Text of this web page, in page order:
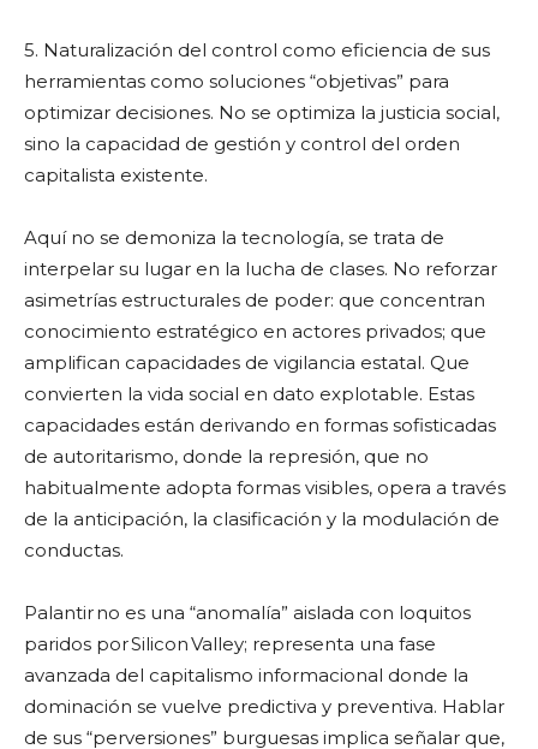
5. Naturalización del control como eficiencia de sus
herramientas como soluciones “objetivas” para
optimizar decisiones. No se optimiza la justicia social,
sino la capacidad de gestión y control del orden
capitalista existente.
Aquí no se demoniza la tecnología, se trata de
interpelar su lugar en la lucha de clases. No reforzar
asimetrías estructurales de poder: que concentran
conocimiento estratégico en actores privados; que
amplifican capacidades de vigilancia estatal. Que
convierten la vida social en dato explotable. Estas
capacidades están derivando en formas sofisticadas
de autoritarismo, donde la represión, que no
habitualmente adopta formas visibles, opera a través
de la anticipación, la clasificación y la modulación de
conductas.
Palantir no es una “anomalía” aislada con loquitos
paridos por Silicon Valley; representa una fase
avanzada del capitalismo informacional donde la
dominación se vuelve predictiva y preventiva. Hablar
de sus “perversiones” burguesas implica señalar que,